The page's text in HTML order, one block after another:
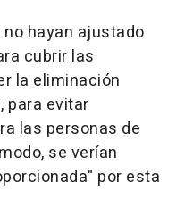
no hayan ajustado
cubrir las
la eliminación
para evitar
las personas de
se verían
por esta